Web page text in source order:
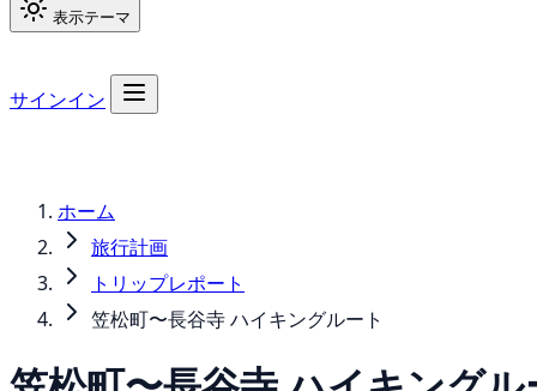
表示テーマ
サインイン
ホーム
旅行計画
トリップレポート
笠松町〜長谷寺 ハイキングルート